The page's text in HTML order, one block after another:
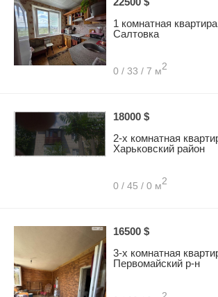
1 комнатная
Салтовка
0 / 33 / 7 м2
18000 $
2-х комнатная
Харьковский район
0 / 45 / 0 м2
16500 $
3-х комнатная
Первомайский р-н